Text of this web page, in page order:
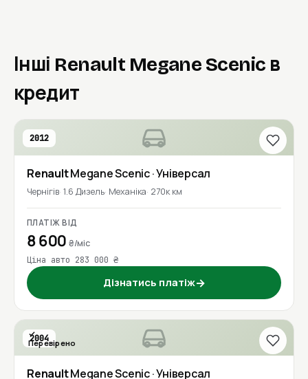
Інші Renault Megane Scenic в
кредит
2012
RenaultMegane Scenic· Універсал
Чернігів 1.6 Дизель Механіка 270к км
ПЛАТІЖ ВІД
8 600₴/міс
Ціна авто 283 000 ₴
Дізнатись платіж→
2004
Перевірено
RenaultMegane Scenic· Універсал